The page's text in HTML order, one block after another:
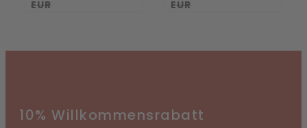
EUR
EUR
10% Willkommensrabatt